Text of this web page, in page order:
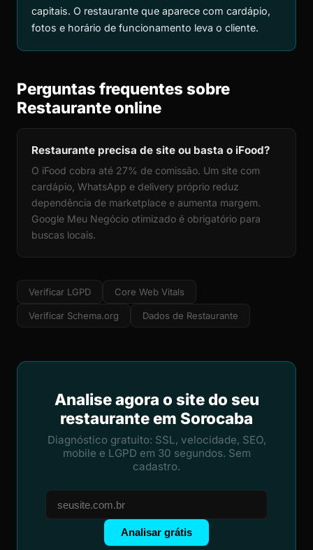
capitais. O restaurante que aparece com cardápio,
fotos e horário de funcionamento leva o cliente.
Perguntas frequentes sobre
Restaurante online
Restaurante precisa de site ou basta o iFood?
O iFood cobra até 27% de comissão. Um site com
cardápio, WhatsApp e delivery próprio reduz
dependência de marketplace e aumenta margem.
Google Meu Negócio otimizado é obrigatório para
buscas locais.
Verificar LGPD Core Web Vitals
Verificar Schema.org Dados de Restaurante
Analise agora o site do seu
restaurante em Sorocaba
Diagnóstico gratuito: SSL, velocidade, SEO,
mobile e LGPD em 30 segundos. Sem
cadastro.
Analisar grátis